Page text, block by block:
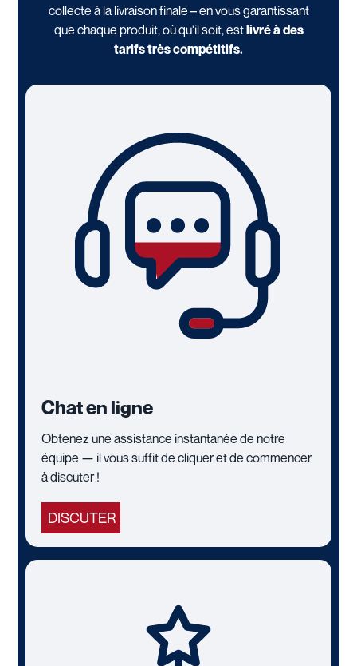
collecte à la livraison finale – en vous garantissant
que chaque produit, où qu'il soit, estlivré à des
tarifs très compétitifs.
Chat en ligne
Obtenez une assistance instantanée de notre
équipe — il vous suffit de cliquer et de commencer
à discuter !
DISCUTER